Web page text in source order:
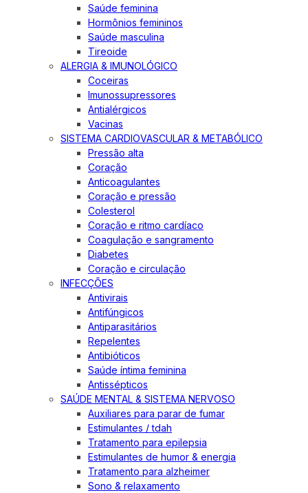
Saúde feminina
Hormônios femininos
Saúde masculina
Tireoide
ALERGIA & IMUNOLÓGICO
Coceiras
Imunossupressores
Antialérgicos
Vacinas
SISTEMA CARDIOVASCULAR & METABÓLICO
Pressão alta
Coração
Anticoagulantes
Coração e pressão
Colesterol
Coração e ritmo cardíaco
Coagulação e sangramento
Diabetes
Coração e circulação
INFECÇÕES
Antivirais
Antifúngicos
Antiparasitários
Repelentes
Antibióticos
Saúde íntima feminina
Antissépticos
SAÚDE MENTAL & SISTEMA NERVOSO
Auxiliares para parar de fumar
Estimulantes / tdah
Tratamento para epilepsia
Estimulantes de humor & energia
Tratamento para alzheimer
Sono & relaxamento